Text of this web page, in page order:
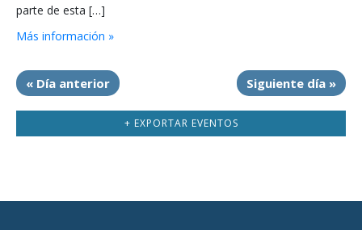
parte de esta […]
Más información »
« Día anterior Siguiente día »
+ EXPORTAR EVENTOS